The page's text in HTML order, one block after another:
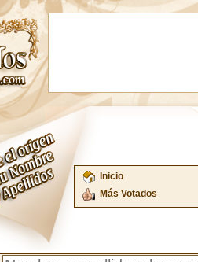
Inicio
Más Votados